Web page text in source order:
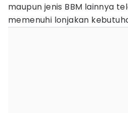
maupun jenis BBM lainnya
memenuhi lonjakan